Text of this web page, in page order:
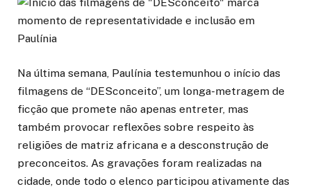
Na última semana, Paulínia testemunhou o início das
filmagens de “DESconceito”, um longa-metragem de
ficção que promete não apenas entreter, mas
também provocar reflexões sobre respeito às
religiões de matriz africana e a desconstrução de
preconceitos. As gravações foram realizadas na
cidade, onde todo o elenco participou ativamente das